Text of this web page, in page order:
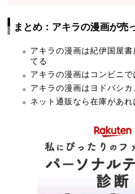
まとめ：アキラの漫画が売
アキラの漫画は紀伊国屋
てる
アキラの漫画はコンビニで
アキラの漫画はヨドバシカ
ネット通販なら在庫があ